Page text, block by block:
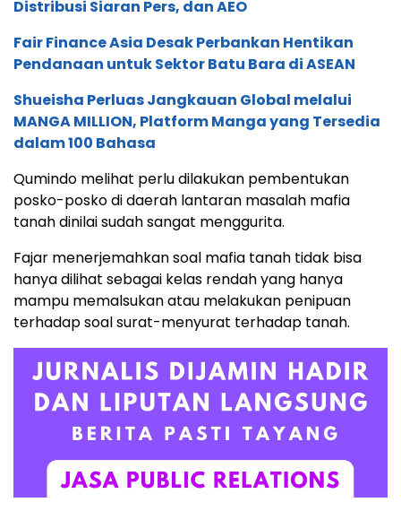
Distribusi Siaran Pers, dan AEO
Fair Finance Asia Desak Perbankan Hentikan
Pendanaan untuk Sektor Batu Bara di ASEAN
Shueisha Perluas Jangkauan Global melalui
MANGA MILLION, Platform Manga yang Tersedia
dalam 100 Bahasa
Qumindo melihat perlu dilakukan pembentukan
posko-posko di daerah lantaran masalah mafia
tanah dinilai sudah sangat menggurita.
Fajar menerjemahkan soal mafia tanah tidak bisa
hanya dilihat sebagai kelas rendah yang hanya
mampu memalsukan atau melakukan penipuan
terhadap soal surat-menyurat terhadap tanah.